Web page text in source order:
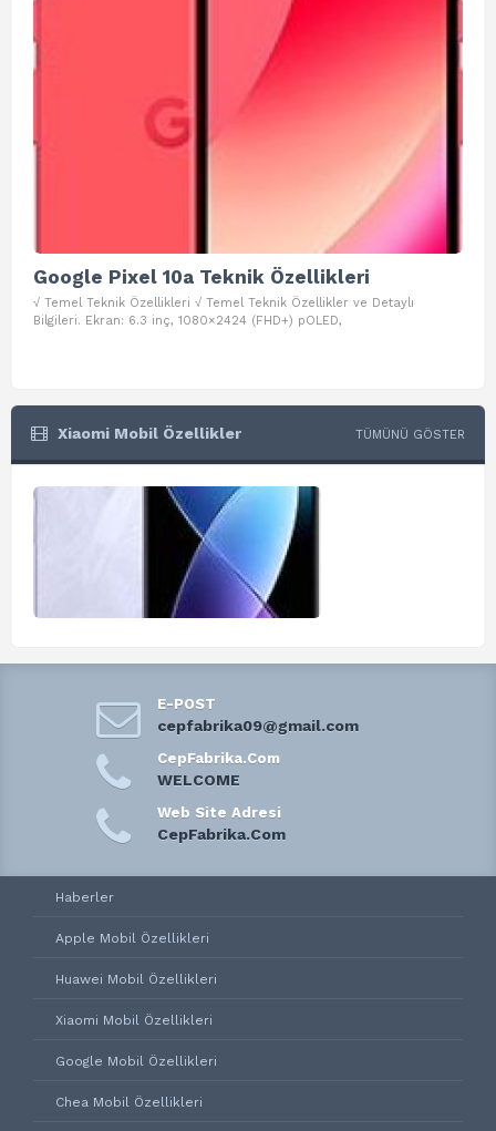
Google Pixel 10a Teknik Özellikleri
√ Temel Teknik Özellikleri √ Temel Teknik Özellikler ve Detaylı
Bilgileri. Ekran: 6.3 inç, 1080×2424 (FHD+) pOLED,
Xiaomi Mobil Özellikler TÜMÜNÜ GÖSTER
E-POST
cepfabrika09@gmail.com
CepFabrika.Com
WELCOME
Web Site Adresi
CepFabrika.Com
Haberler
Apple Mobil Özellikleri
Huawei Mobil Özellikleri
Xiaomi Mobil Özellikleri
Google Mobil Özellikleri
Chea Mobil Özellikleri